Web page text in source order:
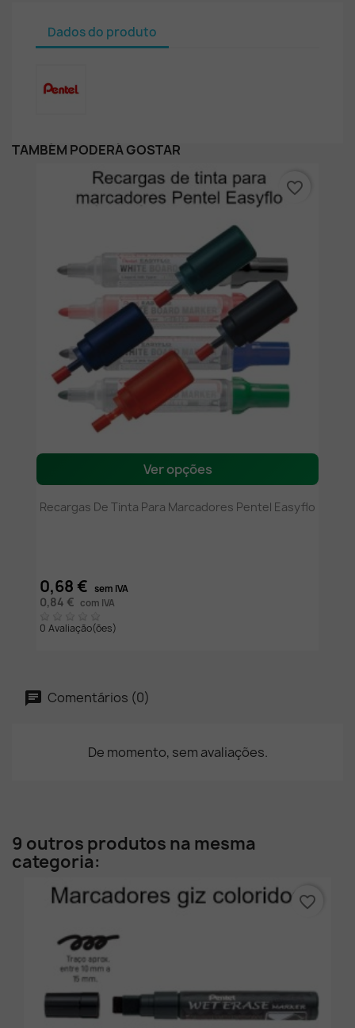
Dados do produto
TAMBÉM PODERÁ GOSTAR
Ver opções
Recargas De Tinta Para Marcadores Pentel Easyflo
0,68 € sem IVA
0,84 € com IVA
0 Avaliação(ões)
favorite_border
Comentários (0)
De momento, sem avaliações.
9 outros produtos na mesma
categoria:
favorite_border